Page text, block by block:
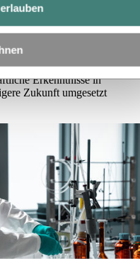
Bereich Hydro treibt
Erkenntnisse in
Zukunft umgesetzt